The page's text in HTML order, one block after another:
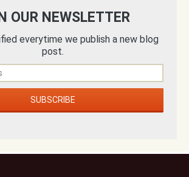
OUR NEWSLETTER
everytime we publish a new blog
post.